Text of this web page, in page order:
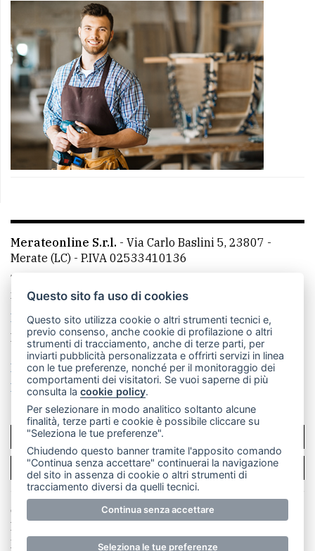
Merateonline S.r.l. - Via Carlo Baslini 5, 23807 -
Merate (LC) - P.IVA 02533410136
Telefono:
mail: redazione@merateonline.it
La redazione
CasateOnline LeccoOnline
RSS
Made by VIP
Privacy policy
Cookie policy
Rivedi le tue scelte sui cookie
SCRIVICI
PER LA TUA PUBBLICITÀ
© Copyright Merateonline S.r.l. - Tutti i diritti riservati.
E' proibita la riproduzione e pubblicazione anche
parziale di testi, articoli e immagini senza la
Questo sito fa uso di cookies
Questo sito utilizza cookie o altri strumenti tecnici e,
previo consenso, anche cookie di profilazione o altri
strumenti di tracciamento, anche di terze parti, per
inviarti pubblicità personalizzata e offrirti servizi in linea
con le tue preferenze, nonché per il monitoraggio dei
comportamenti dei visitatori. Se vuoi saperne di più
consulta lacookie policy.
Per selezionare in modo analitico soltanto alcune
finalità, terze parti e cookie è possibile cliccare su
"Seleziona le tue preferenze".
Chiudendo questo banner tramite l'apposito comando
"Continua senza accettare" continuerai la navigazione
del sito in assenza di cookie o altri strumenti di
tracciamento diversi da quelli tecnici.
Continua senza accettare
Seleziona le tue preferenze